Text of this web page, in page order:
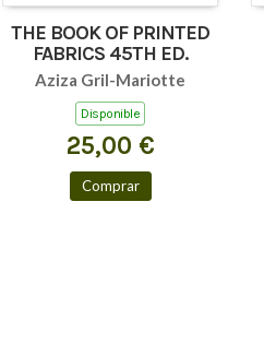
THE BOOK OF PRINTED
FABRICS 45TH ED.
Aziza Gril-Mariotte
Disponible
25,00 €
Comprar